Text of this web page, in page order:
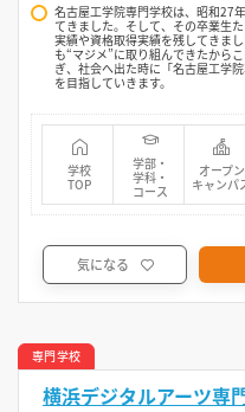
名古屋工学院専門学校は、昭和27
てきました。そして、その卒業生
実績や資格取得実績を残してきま
も“マジメ”に取り組んできたから
ぎ、社会へ出た時に「名古屋工学
を目指していきます。
学校
TOP
学部・
学科・
コース
オープン
キャンパ
気になる
専門学校
横浜デジタルアーツ専